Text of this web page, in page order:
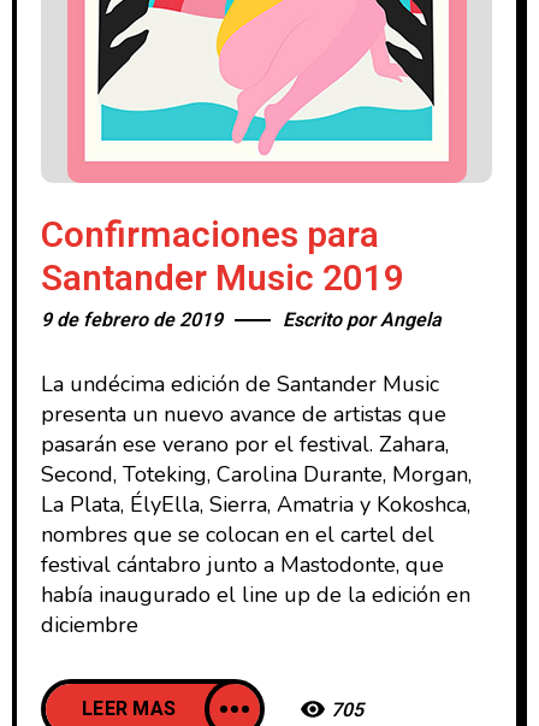
Confirmaciones para
Santander Music 2019
9 de febrero de 2019 Escrito porAngela
La undécima edición de Santander Music
presenta un nuevo avance de artistas que
pasarán ese verano por el festival. Zahara,
Second, Toteking, Carolina Durante, Morgan,
La Plata, ÉlyElla, Sierra, Amatria y Kokoshca,
nombres que se colocan en el cartel del
festival cántabro junto a Mastodonte, que
había inaugurado el line up de la edición en
diciembre
LEER MAS 705